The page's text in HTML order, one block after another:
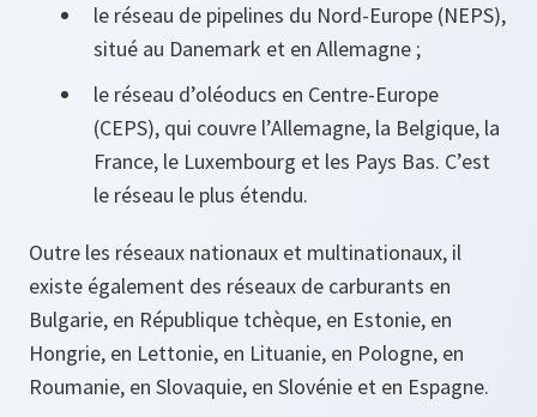
le réseau de pipelines du Nord‑Europe (NEPS),
situé au Danemark et en Allemagne ;
le réseau d’oléoducs en Centre‑Europe
(CEPS), qui couvre l’Allemagne, la Belgique, la
France, le Luxembourg et les Pays Bas. C’est
le réseau le plus étendu.
Outre les réseaux nationaux et multinationaux, il
existe également des réseaux de carburants en
Bulgarie, en République tchèque, en Estonie, en
Hongrie, en Lettonie, en Lituanie, en Pologne, en
Roumanie, en Slovaquie, en Slovénie et en Espagne.